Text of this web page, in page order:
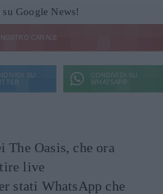
su Google News!
CANALE
SU
CONDIVIDI SU
WHATSAPP
The Oasis, che ora
live
stati WhatsApp che